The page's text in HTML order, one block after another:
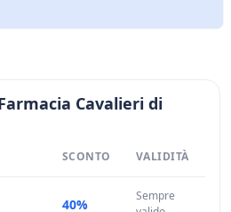
Cavalieri di
SCONTO VALIDITÀ
40%
Sempre